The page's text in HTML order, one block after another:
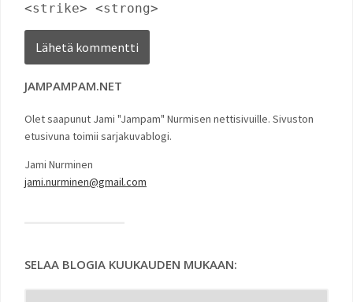
<strike> <strong>
JAMPAMPAM.NET
Olet saapunut Jami "Jampam" Nurmisen nettisivuille. Sivuston
etusivuna toimii sarjakuvablogi.
Jami Nurminen
jami.nurminen@gmail.com
SELAA BLOGIA KUUKAUDEN MUKAAN: